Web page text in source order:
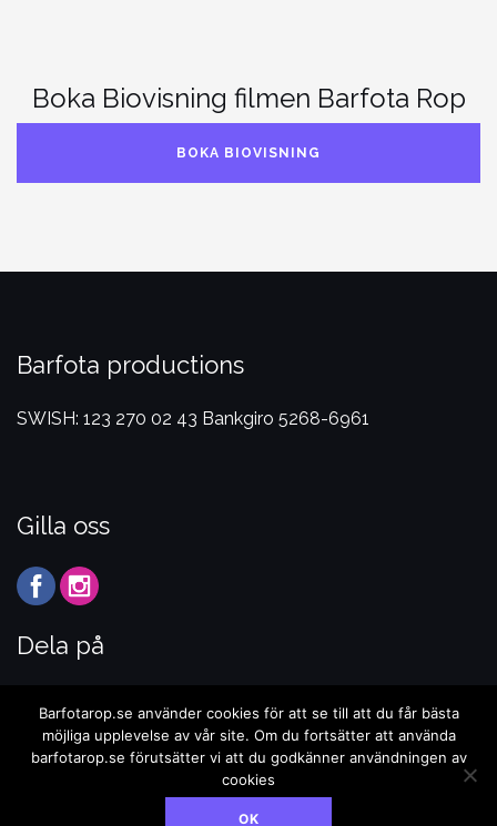
Boka Biovisning filmen Barfota Rop
BOKA BIOVISNING
Barfota productions
SWISH: 123 270 02 43 Bankgiro 5268-6961
Gilla oss
Dela på
Barfotarop.se använder cookies för att se till att du får bästa
möjliga upplevelse av vår site. Om du fortsätter att använda
barfotarop.se förutsätter vi att du godkänner användningen av
cookies
OK